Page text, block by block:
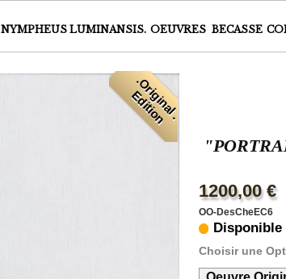
NYMPHEUS LUMINANSIS. OEUVRES BECASSE
.
O
r
i
g
i
n
a
l
.
E
d
i
t
i
o
n
1200,00 €
OO-DesCheEC6
Disponible
Choisir une